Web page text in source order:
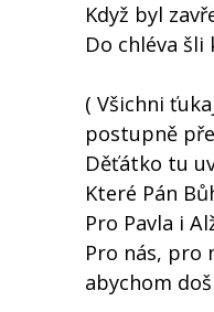
Když byl
Do chléva šli
( Všichni
postupně
Děťátko tu
Které Pán
Pro Pavla i
Pro nás, pro
abychom